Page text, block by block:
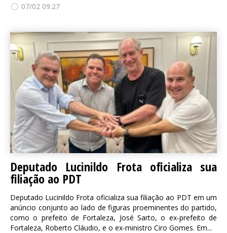
07/02 09:27
Deputado Lucinildo Frota oficializa sua
filiação ao PDT
Deputado Lucinildo Frota oficializa sua filiação ao PDT em um
anúncio conjunto ao lado de figuras proeminentes do partido,
como o prefeito de Fortaleza, José Sarto, o ex-prefeito de
Fortaleza, Roberto Cláudio, e o ex-ministro Ciro Gomes. Em...